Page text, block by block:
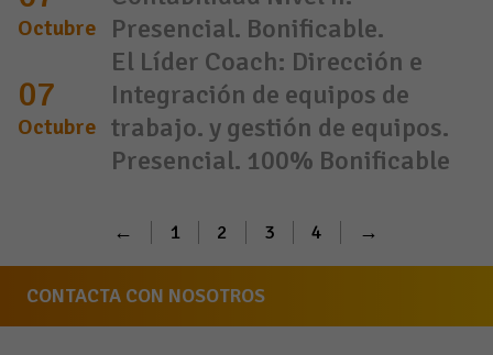
Octubre
Presencial. Bonificable.
07
Octubre
El Líder Coach: Dirección e
Integración de equipos de
trabajo. y gestión de equipos.
Presencial. 100% Bonificable
← 1 2 3 4 →
CONTACTA CON NOSOTROS